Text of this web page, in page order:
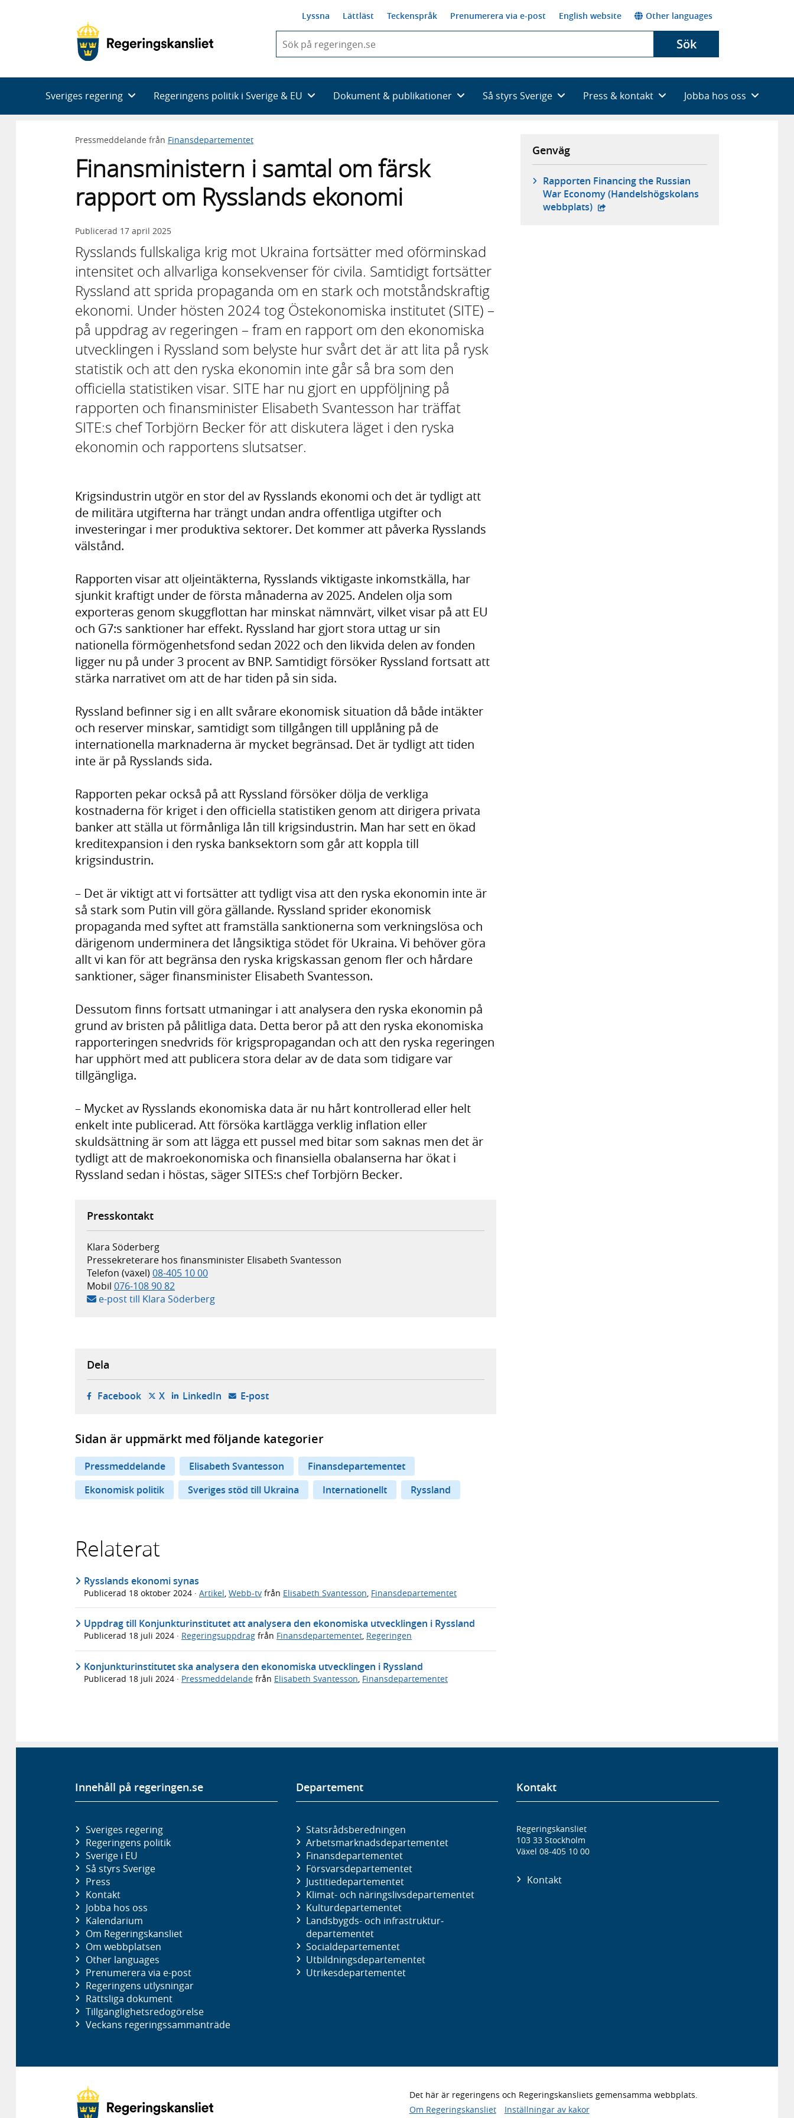
Lyssna Lättläst Teckenspråk Prenumerera via e-post English website Other languages
du
skriva
framträder
en
Sök
Sveriges regering Regeringens politik i Sverige & EU Dokument & publikationer Så styrs Sverige Press & kontakt Jobba hos oss
Pressmeddelande från Finansdepartementet
Finansministern i samtal om färsk
rapport om Rysslands ekonomi
Publicerad 17 april 2025
Rysslands fullskaliga krig mot Ukraina fortsätter med oförminskad
intensitet och allvarliga konsekvenser för civila. Samtidigt fortsätter
Ryssland att sprida propaganda om en stark och motståndskraftig
ekonomi. Under hösten 2024 tog Östekonomiska institutet (SITE) –
på uppdrag av regeringen – fram en rapport om den ekonomiska
utvecklingen i Ryssland som belyste hur svårt det är att lita på rysk
statistik och att den ryska ekonomin inte går så bra som den
officiella statistiken visar. SITE har nu gjort en uppföljning på
rapporten och finansminister Elisabeth Svantesson har träffat
SITE:s chef Torbjörn Becker för att diskutera läget i den ryska
ekonomin och rapportens slutsatser.
Krigsindustrin utgör en stor del av Rysslands ekonomi och det är tydligt att
de militära utgifterna har trängt undan andra offentliga utgifter och
investeringar i mer produktiva sektorer. Det kommer att påverka Rysslands
välstånd.
Rapporten visar att oljeintäkterna, Rysslands viktigaste inkomstkälla, har
sjunkit kraftigt under de första månaderna av 2025. Andelen olja som
exporteras genom skuggflottan har minskat nämnvärt, vilket visar på att EU
och G7:s sanktioner har effekt. Ryssland har gjort stora uttag ur sin
nationella förmögenhetsfond sedan 2022 och den likvida delen av fonden
ligger nu på under 3 procent av BNP. Samtidigt försöker Ryssland fortsatt att
stärka narrativet om att de har tiden på sin sida.
Ryssland befinner sig i en allt svårare ekonomisk situation då både intäkter
och reserver minskar, samtidigt som tillgången till upplåning på de
internationella marknaderna är mycket begränsad. Det är tydligt att tiden
inte är på Rysslands sida.
Rapporten pekar också på att Ryssland försöker dölja de verkliga
kostnaderna för kriget i den officiella statistiken genom att dirigera privata
banker att ställa ut förmånliga lån till krigsindustrin. Man har sett en ökad
kreditexpansion i den ryska banksektorn som går att koppla till
krigsindustrin.
– Det är viktigt att vi fortsätter att tydligt visa att den ryska ekonomin inte är
så stark som Putin vill göra gällande. Ryssland sprider ekonomisk
propaganda med syftet att framställa sanktionerna som verkningslösa och
därigenom underminera det långsiktiga stödet för Ukraina. Vi behöver göra
allt vi kan för att begränsa den ryska krigskassan genom fler och hårdare
sanktioner, säger finansminister Elisabeth Svantesson.
Dessutom finns fortsatt utmaningar i att analysera den ryska ekonomin på
grund av bristen på pålitliga data. Detta beror på att den ryska ekonomiska
rapporteringen snedvrids för krigspropagandan och att den ryska regeringen
har upphört med att publicera stora delar av de data som tidigare var
tillgängliga.
– Mycket av Rysslands ekonomiska data är nu hårt kontrollerad eller helt
enkelt inte publicerad. Att försöka kartlägga verklig inflation eller
skuldsättning är som att lägga ett pussel med bitar som saknas men det är
tydligt att de makroekonomiska och finansiella obalanserna har ökat i
Ryssland sedan i höstas, säger SITES:s chef Torbjörn Becker.
Presskontakt
Klara Söderberg
Pressekreterare hos finansminister Elisabeth Svantesson
Telefon (växel) 08-405 10 00
Mobil 076-108 90 82
e-post till Klara Söderberg
Genväg
Rapporten Financing the Russian
War Economy (Handelshögskolans
webbplats) - extern webbplats,
Dela
Facebook- öppnas i ny flik, extern webbplats,
X- öppnas i ny flik, extern webbplats,
LinkedIn- öppnas i ny flik, extern webbplats,
E-post- öppnar din e-postklient,
Sidan är uppmärkt med följande kategorier
Pressmeddelande Elisabeth Svantesson
Finansdepartementet
Ekonomisk politik
Sveriges stöd till Ukraina Internationellt Ryssland
Relaterat
Rysslands ekonomi synas
Publicerad 18 oktober 2024 · Artikel Webb-tv från Elisabeth Svantesson Finansdepartementet
Uppdrag till Konjunkturinstitutet att analysera den ekonomiska utvecklingen i Ryssland
Publicerad 18 juli 2024 · Regeringsuppdrag från Finansdepartementet, Regeringen
Konjunkturinstitutet ska analysera den ekonomiska utvecklingen i Ryssland
Publicerad 18 juli 2024 · Pressmeddelande från Elisabeth Svantesson, Finansdepartementet
Innehåll på regeringen.se
Sveriges regering
Regeringens politik
Sverige i EU
Så styrs Sverige
Press
Kontakt
Jobba hos oss
Kalendarium
Om Regeringskansliet
Om webbplatsen
Other languages
Prenumerera via e-post
Regeringens utlysningar
Rättsliga dokument
Tillgänglighetsredogörelse
Veckans regeringssammanträde
Departement
Statsrådsberedningen
Arbetsmarknads­departementet
Finans­departementet
Försvars­departementet
Justitie­departementet
Klimat- och näringslivs­departementet
Kultur­departementet
Landsbygds- och infrastruktur­
departementet
Social­departementet
Utbildnings­departementet
Utrikes­departementet
Kontakt
Regeringskansliet
103 33 Stockholm
Växel 08-405 10 00
Kontakt
Det här är regeringens och Regeringskansliets gemensamma webbplats.
Om Regeringskansliet
Inställningar av kakor